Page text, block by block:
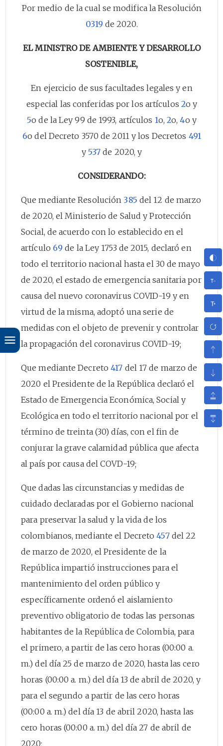
Por medio de la cual se modifica la Resolución
0319 de 2020.
EL MINISTRO DE AMBIENTE Y DESARROLLO
SOSTENIBLE,
En ejercicio de sus facultades legales y en
especial las conferidas por los artículos 2o y
5o de la Ley 99 de 1993, artículos 1o,2o,4o y
6o del Decreto 3570 de 2011 y los Decretos 491
y 537 de 2020, y
CONSIDERANDO:
Que mediante Resolución 385 del 12 de marzo
de 2020, el Ministerio de Salud y Protección
Social, de acuerdo con lo establecido en el
artículo 69 de la Ley 1753 de 2015, declaró en
todo el territorio nacional hasta el 30 de mayo
de 2020, el estado de emergencia sanitaria por
causa del nuevo coronavirus COVID-19 y en
virtud de la misma, adoptó una serie de
medidas con el objeto de prevenir y controlar
la propagación del coronavirus COVID-19;
Que mediante Decreto417 del 17 de marzo de
2020 el Presidente de la República declaró el
Estado de Emergencia Económica, Social y
Ecológica en todo el territorio nacional por el
término de treinta (30) días, con el fin de
conjurar la grave calamidad pública que afecta
al país por causa del COVD-19;
Que dadas las circunstancias y medidas de
cuidado declaradas por el Gobierno nacional
para preservar la salud y la vida de los
colombianos, mediante el Decreto457del 22
de marzo de 2020, el Presidente de la
República impartió instrucciones para el
mantenimiento del orden público y
específicamente ordenó el aislamiento
preventivo obligatorio de todas las personas
habitantes de la República de Colombia, para
el primero, a partir de las cero horas (00:00 a.
m.) del día 25 de marzo de 2020, hasta las cero
horas (00:00 a. m.) del día 13 de abril de 2020, y
para el segundo a partir de las cero horas
(00:00 a. m.) del día 13 de abril 2020, hasta las
cero horas (00:00 a. m.) del día 27 de abril de
2020;